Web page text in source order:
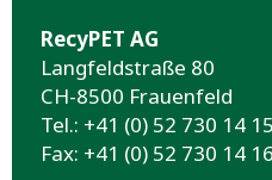
RecyPET AG
Langfeldstraße 80
CH-8500 Frauenfeld
Tel.: +41 (0) 52 730 14 15
Fax: +41 (0) 52 730 14 16